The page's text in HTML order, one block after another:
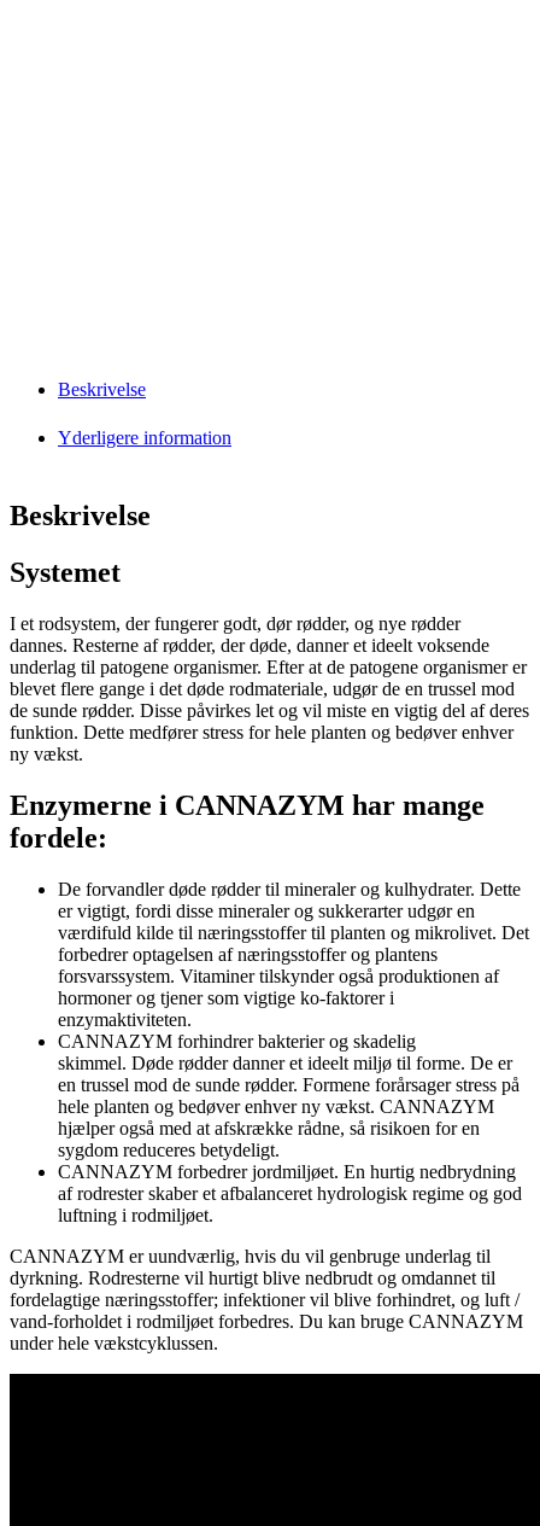
Beskrivelse
Yderligere information
Beskrivelse
Systemet
I et rodsystem, der fungerer godt, dør rødder, og nye rødder
dannes. Resterne af rødder, der døde, danner et ideelt voksende
underlag til patogene organismer. Efter at de patogene organismer er
blevet flere gange i det døde rodmateriale, udgør de en trussel mod
de sunde rødder. Disse påvirkes let og vil miste en vigtig del af deres
funktion. Dette medfører stress for hele planten og bedøver enhver
ny vækst.
Enzymerne i CANNAZYM har mange
fordele:
De forvandler døde rødder til mineraler og kulhydrater. Dette
er vigtigt, fordi disse mineraler og sukkerarter udgør en
værdifuld kilde til næringsstoffer til planten og mikrolivet. Det
forbedrer optagelsen af ​​næringsstoffer og plantens
forsvarssystem. Vitaminer tilskynder også produktionen af ​​
hormoner og tjener som vigtige ko-faktorer i
enzymaktiviteten.
CANNAZYM forhindrer bakterier og skadelig
skimmel. Døde rødder danner et ideelt miljø til forme. De er
en trussel mod de sunde rødder. Formene forårsager stress på
hele planten og bedøver enhver ny vækst. CANNAZYM
hjælper også med at afskrække rådne, så risikoen for en
sygdom reduceres betydeligt.
CANNAZYM forbedrer jordmiljøet. En hurtig nedbrydning
af rodrester skaber et afbalanceret hydrologisk regime og god
luftning i rodmiljøet.
CANNAZYM er uundværlig, hvis du vil genbruge underlag til
dyrkning. Rodresterne vil hurtigt blive nedbrudt og omdannet til
fordelagtige næringsstoffer; infektioner vil blive forhindret, og luft /
vand-forholdet i rodmiljøet forbedres. Du kan bruge CANNAZYM
under hele vækstcyklussen.